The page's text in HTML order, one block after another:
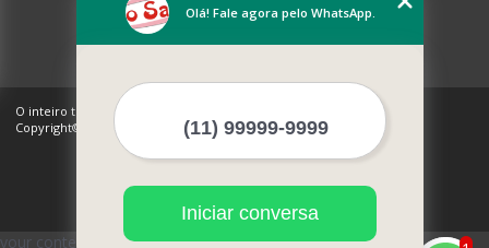
Mais Serviços
O inteiro teor deste site está sujeito à proteção de direitos autorais.
Copyright© Rico Sabor (Lei 9610 de 19/02/1998)
Olá! Fale agora pelo WhatsApp.
Iniciar conversa
your content